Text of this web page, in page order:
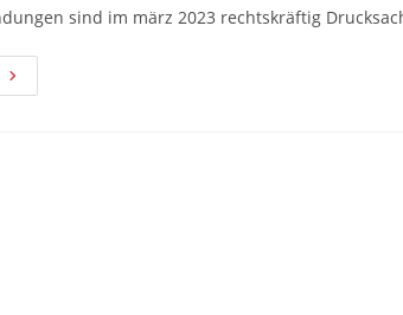
sind im märz 2023 rechtskräftig
Berichte